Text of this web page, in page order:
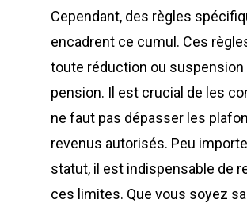
Cependant, des règles
encadrent ce cumul. Ces
toute réduction ou suspension
pension. Il est crucial de les
ne faut pas dépasser les
revenus autorisés. Peu
statut, il est indispensable de
ces limites. Que vous soyez